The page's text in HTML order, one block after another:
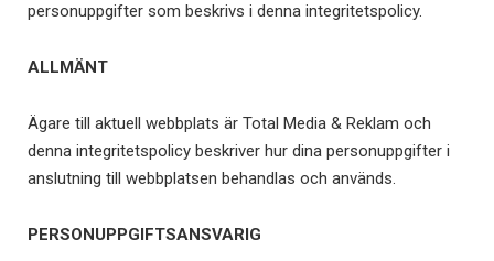
personuppgifter som beskrivs i denna integritetspolicy.
ALLMÄNT
Ägare till aktuell webbplats är Total Media & Reklam och
denna integritetspolicy beskriver hur dina personuppgifter i
anslutning till webbplatsen behandlas och används.
PERSONUPPGIFTSANSVARIG